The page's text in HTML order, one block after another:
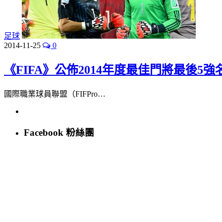
足球
2014-11-25
0
《FIFA》公佈2014年度最佳門將最後5強
國際職業球員聯盟（FIFPro…
Facebook 粉絲團